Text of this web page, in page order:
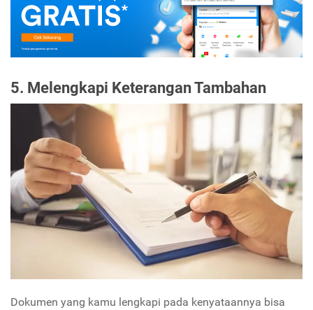
5. Melengkapi Keterangan Tambahan
Dokumen yang kamu lengkapi pada kenyataannya bisa